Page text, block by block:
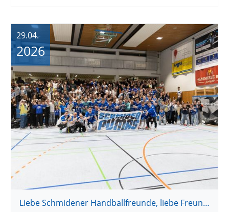
Liebe Schmidener Handballfreunde, liebe Freundeskreismitglieder !
29.04.
2026